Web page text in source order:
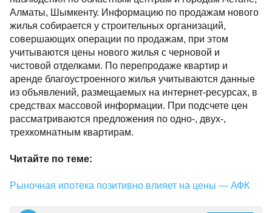
Алматы, Шымкенту. Информацию по продажам нового
жилья собирается у строительных организаций,
совершающих операции по продажам, при этом
учитываются цены нового жилья с черновой и
чистовой отделками. По перепродаже квартир и
аренде благоустроенного жилья учитываются данные
из объявлений, размещаемых на интернет-ресурсах, в
средствах массовой информации. При подсчете цен
рассматриваются предложения по одно-, двух-,
трехкомнатным квартирам.
Читайте по теме:
Рыночная ипотека позитивно влияет на цены — АФК